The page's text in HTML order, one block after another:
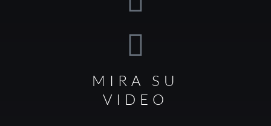
MIRA SU
VIDEO